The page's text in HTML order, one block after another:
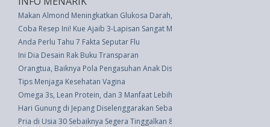
Makan Almond Meningkatkan Glukosa Darah, Kolesterol Pada Orang
Coba Resep Ini! Kue Ajaib 3-Lapisan Sangat Mudah Dibuat
Anda Perlu Tahu 7 Fakta Seputar Flu
Ini Dia Desain Rak Buku Transparan
Orangtua, Baiknya Pola Pengasuhan Anak Disesuaikan dengan Profil Anak
Tips Menjaga Kesehatan Vagina
Omega 3s, Lean Protein, dan 3 Manfaat Lebih Sehat dari Makan Udang
Hari Gunung di Jepang Diselenggarakan Sebagai Obat Stress
Pria di Usia 30 Sebaiknya Segera Tinggalkan 8 Hal Ini